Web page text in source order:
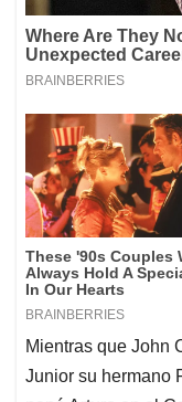
Mientras que John
Junior su hermano